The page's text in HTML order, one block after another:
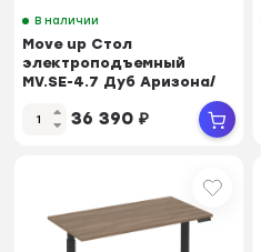
В наличии
Move up Стол
электроподъемный
MV.SE-4.7 Дуб Аризона/
1580*720*72...
36 390 ₽